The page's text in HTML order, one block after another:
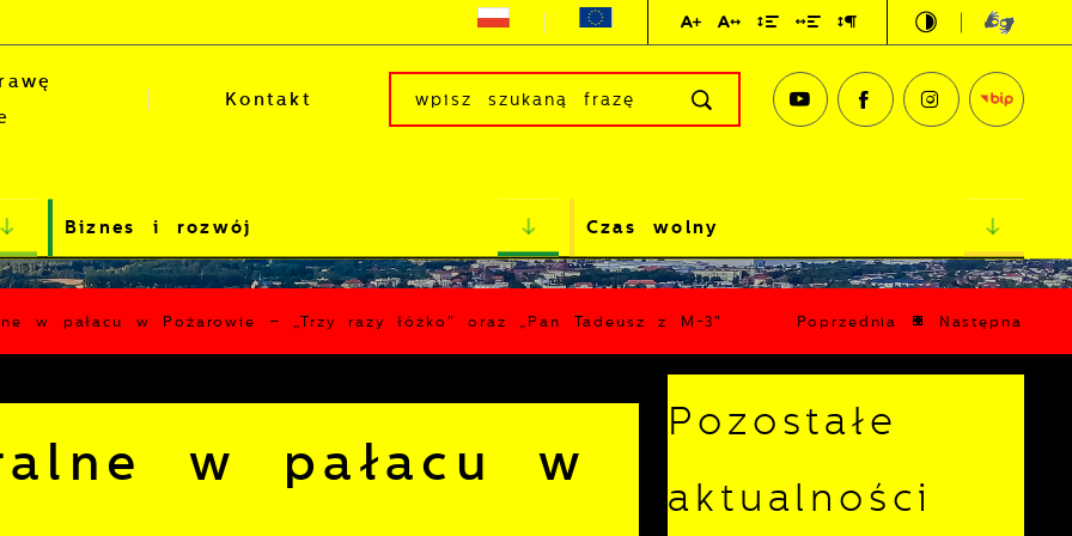
Kontakt
Biznes i rozwój Czas wolny
w pałacu w Pożarowie – „Trzy razy łóżko" oraz „Pan Tadeusz z M-3" Poprzednia Następna
w pałacu w
Pozostałe
aktualności